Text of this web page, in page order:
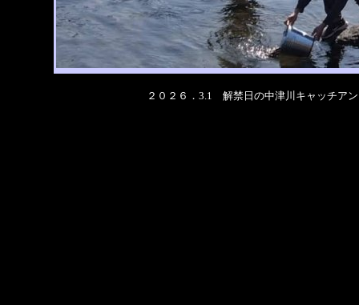
２０２６．3.1 解禁日の中津川キャッチア